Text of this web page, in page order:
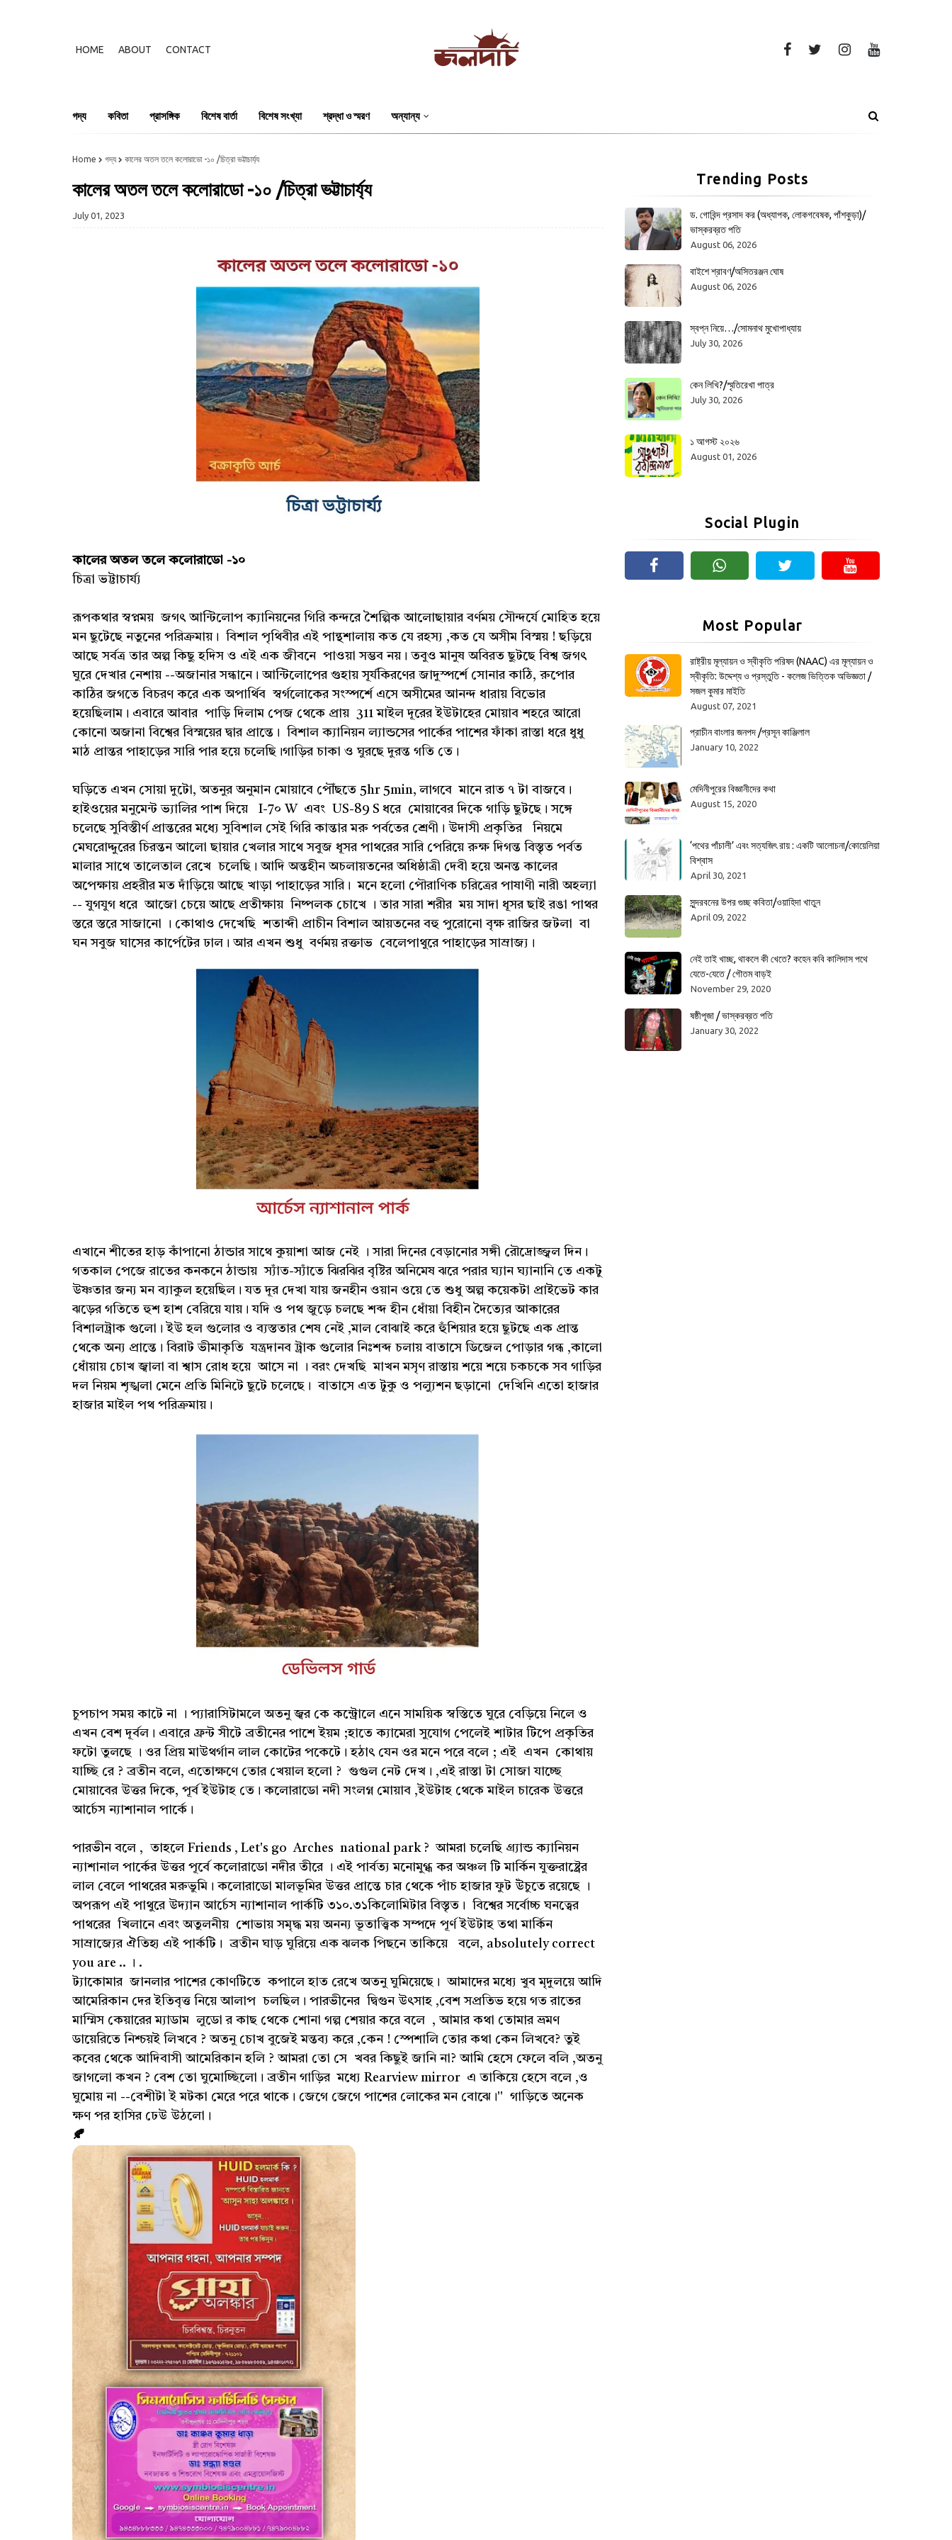
HOME ABOUT CONTACT
গদ্য কবিতা প্রাসঙ্গিক বিশেষ বার্তা বিশেষ সংখ্যা শ্রদ্ধা ও স্মরণ অন্যান্য
Home গদ্য কালের অতল তলে কলোরাডো -১০ /চিত্রা ভট্টাচার্য্য
কালের অতল তলে কলোরাডো -১০ /চিত্রা ভট্টাচার্য্য
July 01, 2023
কালের অতল তলে কলোরাডো -১০
চিত্রা ভট্টাচার্য্য
রূপকথার স্বপ্নময় জগৎ আন্টিলোপ ক্যানিয়নের গিরি কন্দরে শৈল্পিক আলোছায়ার বর্ণময় সৌন্দর্যে মোহিত হয়ে
মন ছুটেছে নতুনের পরিক্রমায়। বিশাল পৃথিবীর এই পান্থশালায় কত যে রহস্য ,কত যে অসীম বিস্ময় ! ছড়িয়ে
আছে সর্বত্র তার অল্প কিছু হদিস ও এই এক জীবনে পাওয়া সম্ভব নয়। তবুও মানুষ অবিরত ছুটছে বিশ্ব জগৎ
ঘুরে দেখার নেশায় --অজানার সন্ধানে। আন্টিলোপের গুহায় সূর্যকিরণের জাদুস্পর্শে সোনার কাঠি, রুপোর
কাঠির জগতে বিচরণ করে এক অপার্থিব স্বর্গলোকের সংস্পর্শে এসে অসীমের আনন্দ ধারায় বিভোর
হয়েছিলাম। এবারে আবার পাড়ি দিলাম পেজ থেকে প্রায় 311 মাইল দূরের ইউটাহের মোয়াব শহরে আরো
কোনো অজানা বিশ্বের বিস্ময়ের দ্বার প্রান্তে। বিশাল ক্যানিয়ন ল্যান্ডসের পার্কের পাশের ফাঁকা রাস্তা ধরে ধুধু
মাঠ প্রান্তর পাহাড়ের সারি পার হয়ে চলেছি।গাড়ির চাকা ও ঘুরছে দুরন্ত গতি তে।
ঘড়িতে এখন সোয়া দুটো, অতনুর অনুমান মোয়াবে পৌঁছতে 5hr 5min, লাগবে মানে রাত ৭ টা বাজবে।
হাইওয়ের মনুমেন্ট ভ্যালির পাশ দিয়ে I-7০ W এবং US-89 S ধরে মোয়াবের দিকে গাড়ি ছুটছে। সঙ্গে
চলেছে সুবিস্তীর্ণ প্রান্তরের মধ্যে সুবিশাল সেই গিরি কান্তার মরু পর্বতের শ্রেণী। উদাসী প্রকৃতির নিয়মে
মেঘরোদ্দুরের চিরন্তন আলো ছায়ার খেলার সাথে সবুজ ধূসর পাথরের সারি পেরিয়ে রুক্ষ দিগন্ত বিস্তৃত পর্বত
মালার সাথে তালেতাল রেখে চলেছি। আদি অন্তহীন অচলায়তনের অধিষ্ঠাত্রী দেবী হয়ে অনন্ত কালের
অপেক্ষায় প্রহরীর মত দাঁড়িয়ে আছে খাড়া পাহাড়ের সারি। মনে হলো পৌরাণিক চরিত্রের পাষাণী নারী অহল‍্যা
-- যুগযুগ ধরে আজো চেয়ে আছে প্রতীক্ষায় নিষ্পলক চোখে । তার সারা শরীর ময় সাদা ধূসর ছাই রঙা পাথর
স্তরে স্তরে সাজানো । কোথাও দেখেছি শতাব্দী প্রাচীন বিশাল আয়তনের বহু পুরোনো বৃক্ষ রাজির জটলা বা
ঘন সবুজ ঘাসের কার্পেটের ঢাল। আর এখন শুধু বর্ণময় রক্তাভ বেলেপাথুরে পাহাড়ের সাম্রাজ্য।
এখানে শীতের হাড় কাঁপানো ঠান্ডার সাথে কুয়াশা আজ নেই । সারা দিনের বেড়ানোর সঙ্গী রৌদ্রোজ্জ্বল দিন।
গতকাল পেজে রাতের কনকনে ঠান্ডায় স্যাঁত-স্যাঁতে ঝিরঝির বৃষ্টির অনিমেষ ঝরে পরার ঘ্যান ঘ্যানানি তে একটু
উষ্ণতার জন‍্য মন ব্যাকুল হয়েছিল। যত দূর দেখা যায় জনহীন ওয়ান ওয়ে তে শুধু অল্প কয়েকটা প্রাইভেট কার
ঝড়ের গতিতে হুশ হাশ বেরিয়ে যায়। যদি ও পথ জুড়ে চলছে শব্দ হীন ধোঁয়া বিহীন দৈত্যের আকারের
বিশালট্রাক গুলো। ইউ হল গুলোর ও ব্যস্ততার শেষ নেই ,মাল বোঝাই করে হুঁশিয়ার হয়ে ছুটছে এক প্রান্ত
থেকে অন্য প্রান্তে। বিরাট ভীমাকৃতি যন্ত্রদানব ট্রাক গুলোর নিঃশব্দ চলায় বাতাসে ডিজেল পোড়ার গন্ধ ,কালো
ধোঁয়ায় চোখ জ্বালা বা শ্বাস রোধ হয়ে আসে না । বরং দেখছি মাখন মসৃণ রাস্তায় শয়ে শয়ে চকচকে সব গাড়ির
দল নিয়ম শৃঙ্খলা মেনে প্রতি মিনিটে ছুটে চলেছে। বাতাসে এত টুকু ও পল্যুশন ছড়ানো দেখিনি এতো হাজার
হাজার মাইল পথ পরিক্রমায়।
চুপচাপ সময় কাটে না । প্যারাসিটামলে অতনু জ্বর কে কন্ট্রোলে এনে সাময়িক স্বস্তিতে ঘুরে বেড়িয়ে নিলে ও
এখন বেশ দূর্বল। এবারে ফ্রন্ট সীটে ব্রতীনের পাশে ইয়ম ;হাতে ক্যামেরা সুযোগ পেলেই শাটার টিপে প্রকৃতির
ফটো তুলছে । ওর প্রিয় মাউথর্গান লাল কোটের পকেটে। হঠাৎ যেন ওর মনে পরে বলে ; এই এখন কোথায়
যাচ্ছি রে ? ব্রতীন বলে, এতোক্ষণে তোর খেয়াল হলো ? গুগুল নেট দেখ। ,এই রাস্তা টা সোজা যাচ্ছে
মোয়াবের উত্তর দিকে, পূর্ব ইউটাহ তে। কলোরাডো নদী সংলগ্ন মোয়াব ,ইউটাহ থেকে মাইল চারেক উত্তরে
আর্চেস ন্যাশানাল পার্কে।
পারভীন বলে , তাহলে Friends , Let's go Arches national park ? আমরা চলেছি গ্র্যান্ড ক্যানিয়ন
ন্যাশানাল পার্কের উত্তর পূর্বে কলোরাডো নদীর তীরে । এই পার্বত্য মনোমুগ্ধ কর অঞ্চল টি মার্কিন যুক্তরাষ্ট্রের
লাল বেলে পাথরের মরুভুমি। কলোরাডো মালভূমির উত্তর প্রান্তে চার থেকে পাঁচ হাজার ফুট উঁচুতে রয়েছে ।
অপরূপ এই পাথুরে উদ্যান আর্চেস ন্যাশানাল পার্কটি ৩১০.৩১কিলোমিটার বিস্তৃত। বিশ্বের সর্বোচ্চ ঘনত্বের
পাথরের খিলানে এবং অতুলনীয় শোভায় সমৃদ্ধ ময় অনন্য ভূতাত্ত্বিক সম্পদে পূর্ণ ইউটাহ তথা মার্কিন
সাম্রাজ্যের ঐতিহ্য এই পার্কটি। ব্রতীন ঘাড় ঘুরিয়ে এক ঝলক পিছনে তাকিয়ে বলে, absolutely correct
you are .. । .
ট্যাকোমার জানলার পাশের কোণটিতে কপালে হাত রেখে অতনু ঘুমিয়েছে। আমাদের মধ্যে খুব মৃদুলয়ে আদি
আমেরিকান দের ইতিবৃত্ত নিয়ে আলাপ চলছিল। পারভীনের দ্বিগুন উৎসাহ ,বেশ সপ্রতিভ হয়ে গত রাতের
মাম্মিস কেয়ারের ম্যাডাম লুডো র কাছ থেকে শোনা গল্প শেয়ার করে বলে , আমার কথা তোমার ভ্রমণ
ডায়েরিতে নিশ্চয়ই লিখবে ? অতনু চোখ বুজেই মন্তব্য করে ,কেন ! স্পেশালি তোর কথা কেন লিখবে? তুই
কবের থেকে আদিবাসী আমেরিকান হলি ? আমরা তো সে খবর কিছুই জানি না? আমি হেসে ফেলে বলি ,অতনু
জাগলো কখন ? বেশ তো ঘুমোচ্ছিলো। ব্রতীন গাড়ির মধ্যে Rearview mirror এ তাকিয়ে হেসে বলে ,ও
ঘুমোয় না --বেশীটা ই মটকা মেরে পরে থাকে। জেগে জেগে পাশের লোকের মন বোঝে।'' গাড়িতে অনেক
ক্ষণ পর হাসির ঢেউ উঠলো।
🍂
Trending Posts
ড. গোবিন্দ প্রসাদ কর (অধ্যাপক, লোকগবেষক, পাঁশকুড়া)/
ভাস্করব্রত পতি
August 06, 2026
বাইশে শ্রাবণ/অসিতরঞ্জন ঘোষ
August 06, 2026
স্বপ্ন নিয়ে…/সোমনাথ মুখোপাধ্যায়
July 30, 2026
কেন লিখি?/স্মৃতিরেখা পাত্র
July 30, 2026
১ আগস্ট ২০২৬
August 01, 2026
Social Plugin
Most Popular
রাষ্ট্রীয় মূল্যায়ন ও স্বীকৃতি পরিষদ (NAAC) এর মূল্যায়ন ও
স্বীকৃতি: উদ্দেশ্য ও প্রস্তুতি - কলেজ ভিত্তিক অভিজ্ঞতা /
সজল কুমার মাইতি
August 07, 2021
প্রাচীন বাংলার জনপদ /প্রসূন কাঞ্জিলাল
January 10, 2022
মেদিনীপুরের বিজ্ঞানীদের কথা
August 15, 2020
‘পথের পাঁচালী’ এবং সত্যজিৎ রায় : একটি আলোচনা/কোয়েলিয়া
বিশ্বাস
April 30, 2021
সুন্দরবনের উপর গুচ্ছ কবিতা/ওয়াহিদা খাতুন
April 09, 2022
নেই তাই খাচ্ছ, থাকলে কী খেতে? কহেন কবি কালিদাস পথে
যেতে-যেতে / গৌতম বাড়ই
November 29, 2020
ষষ্ঠীপূজা / ভাস্করব্রত পতি
January 30, 2022